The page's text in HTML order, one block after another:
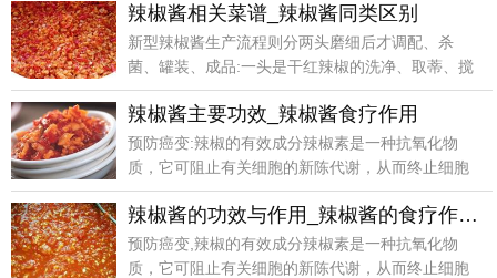
辣椒酱相关菜谱_辣椒酱同类区别
新型辣椒酱生产流程则分两头磨细后才调配、杀
菌、罐装、成品:一头是干红辣椒的洗净、取蒂、搅
碎、浸泡、磨
辣椒酱主要功效_辣椒酱食疗作用
预防癌变:辣椒的有效成分辣椒素是一种抗氧化物
质，它可阻止有关细胞的新陈代谢，从而终止细胞
组织的癌变过
辣椒酱的功效与作用_辣椒酱的食疗作用_辣椒酱的选购技巧
预防癌变,辣椒的有效成分辣椒素是一种抗氧化物
质，它可阻止有关细胞的新陈代谢，从而终止细胞